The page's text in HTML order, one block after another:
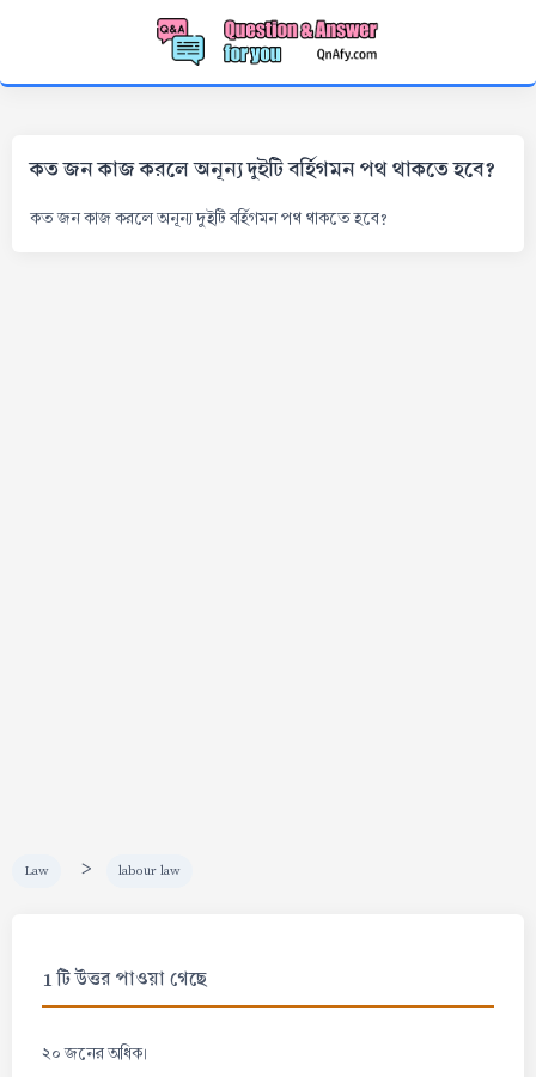
কত জন কাজ করলে অনূন্য দুইটি বর্হিগমন পথ থাকতে হবে?
কত জন কাজ করলে অনূন্য দুইটি বর্হিগমন পথ থাকতে হবে?
Law > labour law
1 টি উত্তর পাওয়া গেছে
২০ জনের অধিক।